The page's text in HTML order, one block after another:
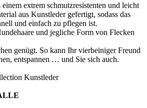
extrem schmutzresistenten und leicht
aus Kunstleder gefertigt, sodass das
und einfach zu pflegen ist.
und jegliche Form von Flecken
genügt. So kann Ihr vierbeiniger Freund
entspannen … und Sie sich auch.